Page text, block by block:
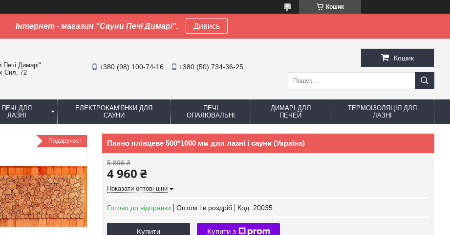
Кошик
Інтернет - магазин "Сауни Печі Димарі". Дивись
Печі Димарі".
Сил, 72
+380 (98) 100-74-16 +380 (50) 734-36-25
Кошик
ПЕЧІ ДЛЯ
ЛАЗНІ
ЕЛЕКТРОКАМ'ЯНКИ ДЛЯ
САУНИ
ПЕЧІ
ОПАЛЮВАЛЬНІ
ДИМАРІ ДЛЯ
ПЕЧЕЙ
ТЕРМОІЗОЛЯЦІЯ ДЛЯ
ЛАЗНІ
Подарунок ! Панно ялівцеве 500*1000 мм для лазні і сауни (Україна)
5 896 ₴
4 960 ₴
Показати оптові ціни
Готово до відправки Оптом і в роздріб Код: 20035
Купити Купити з